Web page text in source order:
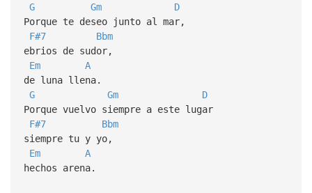
G Gm
D
Porque te deseo junto al mar,
F#7
Bbm
ebrios de sudor,
Em
A
de luna llena.
G
Gm
D
Porque vuelvo siempre a este lugar
F#7
Bbm
siempre tu y yo,
Em
A
hechos arena.